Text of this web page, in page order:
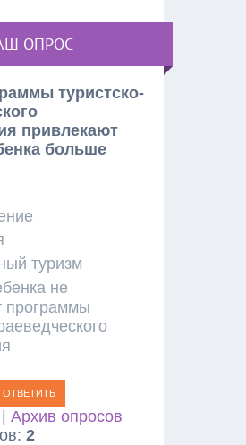
ОПРОС
туристско-
привлекают
больше
туризм
не
программы
|Архив опросов
2